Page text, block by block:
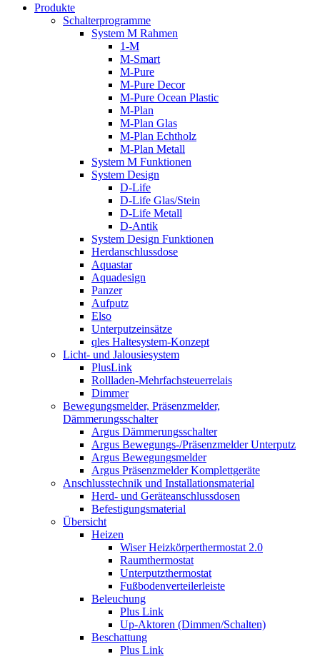
Produkte
Schalterprogramme
System M Rahmen
1-M
M-Smart
M-Pure
M-Pure Decor
M-Pure Ocean Plastic
M-Plan
M-Plan Glas
M-Plan Echtholz
M-Plan Metall
System M Funktionen
System Design
D-Life
D-Life Glas/Stein
D-Life Metall
D-Antik
System Design Funktionen
Herdanschlussdose
Aquastar
Aquadesign
Panzer
Aufputz
Elso
Unterputzeinsätze
qles Haltesystem-Konzept
Licht- und Jalousiesystem
PlusLink
Rollladen-Mehrfachsteuerrelais
Dimmer
Bewegungsmelder, Präsenzmelder,
Dämmerungsschalter
Argus Dämmerungsschalter
Argus Bewegungs-/Präsenzmelder Unterputz
Argus Bewegungsmelder
Argus Präsenzmelder Komplettgeräte
Anschlusstechnik und Installationsmaterial
Herd- und Geräteanschlussdosen
Befestigungsmaterial
Übersicht
Heizen
Wiser Heizkörperthermostat 2.0
Raumthermostat
Unterputzthermostat
Fußbodenverteilerleiste
Beleuchung
Plus Link
Up-Aktoren (Dimmen/Schalten)
Beschattung
Plus Link